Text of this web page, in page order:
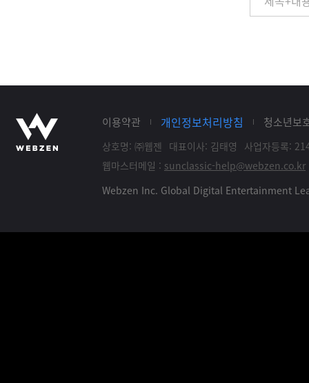
이용약관 개인정보처리방침 청소년보
상호명: ㈜웹젠 대표이사: 김태영
사업자등록:
웹마스터메일 : sunclassic-help@webzen.co.kr
Webzen Inc. Global Digital Entertainment